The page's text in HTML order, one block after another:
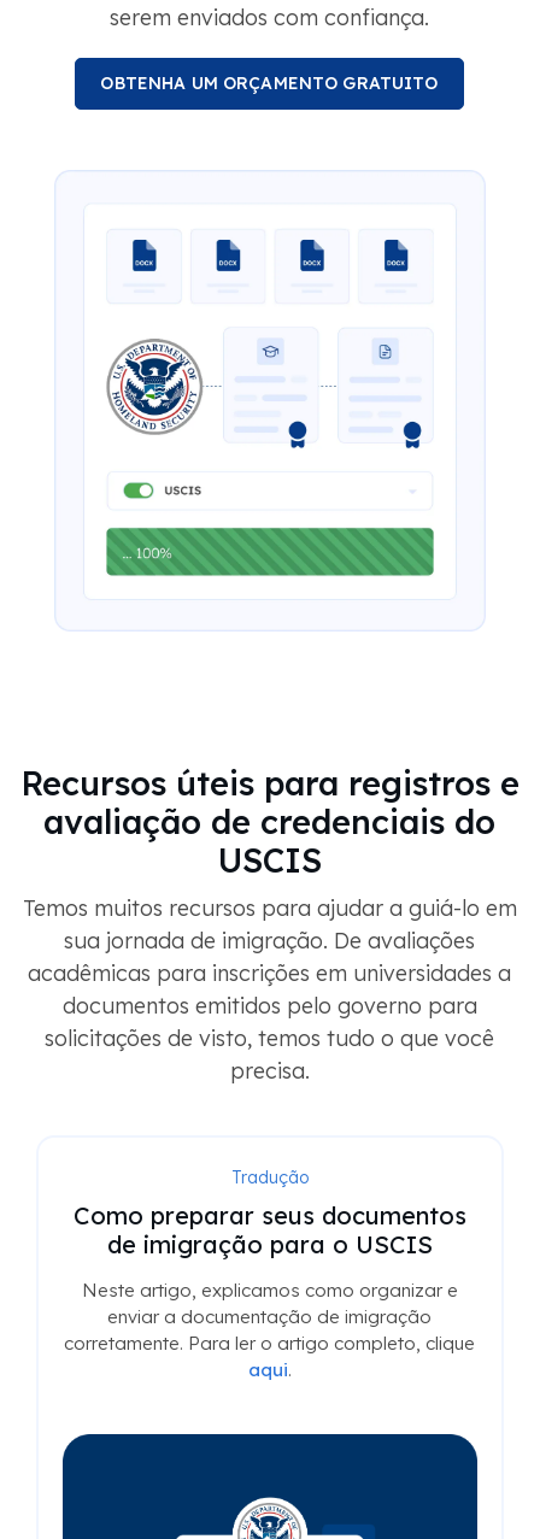
serem enviados com confiança.
OBTENHA UM ORÇAMENTO GRATUITO
Recursos úteis para registros e
avaliação de credenciais do
USCIS
Temos muitos recursos para ajudar a guiá-lo em
sua jornada de imigração. De avaliações
acadêmicas para inscrições em universidades a
documentos emitidos pelo governo para
solicitações de visto, temos tudo o que você
precisa.
Tradução
Como preparar seus documentos
de imigração para o USCIS
Neste artigo, explicamos como organizar e
enviar a documentação de imigração
corretamente. Para ler o artigo completo, clique
aqui.